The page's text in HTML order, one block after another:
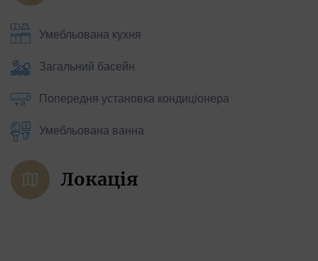
Умебльована кухня
Загальний басейн
Попередня установка кондиціонера
Умебльована ванна
Локація